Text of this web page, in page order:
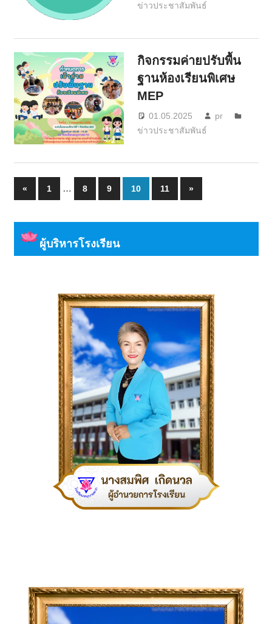
ข่าวประชาสัมพันธ์
กิจกรรมค่ายปรับพื้น
ฐานห้องเรียนพิเศษ
MEP
01.05.2025
pr
ข่าวประชาสัมพันธ์
Posts
«Previous
Posts
1 … 8 9 10 11
Next
Posts
»
ผู้บริหารโรงเรียน